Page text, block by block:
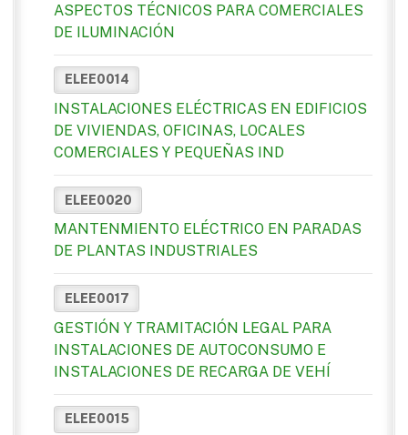
ASPECTOS TÉCNICOS PARA COMERCIALES
DE ILUMINACIÓN
ELEE0014
INSTALACIONES ELÉCTRICAS EN EDIFICIOS
DE VIVIENDAS, OFICINAS, LOCALES
COMERCIALES Y PEQUEÑAS IND
ELEE0020
MANTENMIENTO ELÉCTRICO EN PARADAS
DE PLANTAS INDUSTRIALES
ELEE0017
GESTIÓN Y TRAMITACIÓN LEGAL PARA
INSTALACIONES DE AUTOCONSUMO E
INSTALACIONES DE RECARGA DE VEHÍ
ELEE0015